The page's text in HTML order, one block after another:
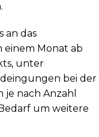
an das
Monat ab
unter
bei der
je nach Anzahl
um weitere